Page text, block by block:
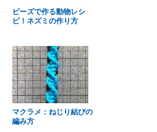
ビーズで作る動物レシ
ピ！ネズミの作り方
マクラメ：ねじり結びの
編み方